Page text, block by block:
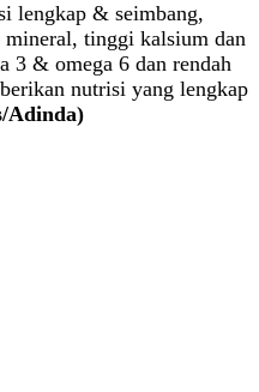
lengkap & seimbang,
tinggi kalsium dan
3 & omega 6 dan rendah
nutrisi yang lengkap
Adinda)